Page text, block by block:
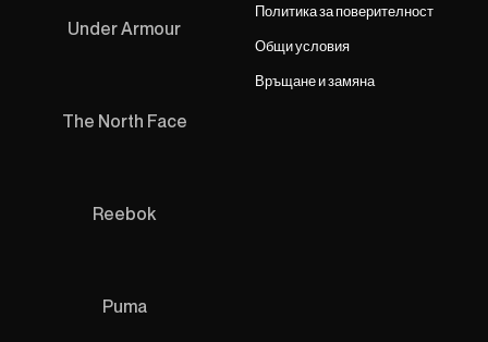
Under Armour
The North Face
Reebok
Puma
Политика за поверителност
Общи условия
Връщане и замяна